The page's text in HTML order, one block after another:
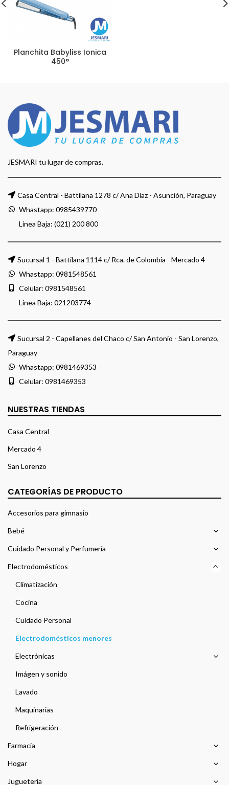
Planchita Babyliss Ionica
450°
JESMARI tu lugar de compras.
Casa Central - Battilana 1278 c/ Ana Diaz - Asunción, Paraguay
Whastapp: 0985439770
Linea Baja: (021) 200 800
Sucursal 1 - Battilana 1114 c/ Rca. de Colombia - Mercado 4
Whastapp: 0981548561
Celular: 0981548561
Linea Baja: 021203774
Sucursal 2 - Capellanes del Chaco c/ San Antonio - San Lorenzo,
Paraguay
Whastapp: 0981469353
Celular: 0981469353
NUESTRAS TIENDAS
Casa Central
Mercado 4
San Lorenzo
CATEGORÍAS DE PRODUCTO
Accesorios para gimnasio
Bebé
Cuidado Personal y Perfumería
Electrodomésticos
Climatización
Cocina
Cuidado Personal
Electrodomésticos menores
Electrónicas
Imágen y sonido
Lavado
Maquinarias
Refrigeración
Farmacia
Hogar
Jugueteria